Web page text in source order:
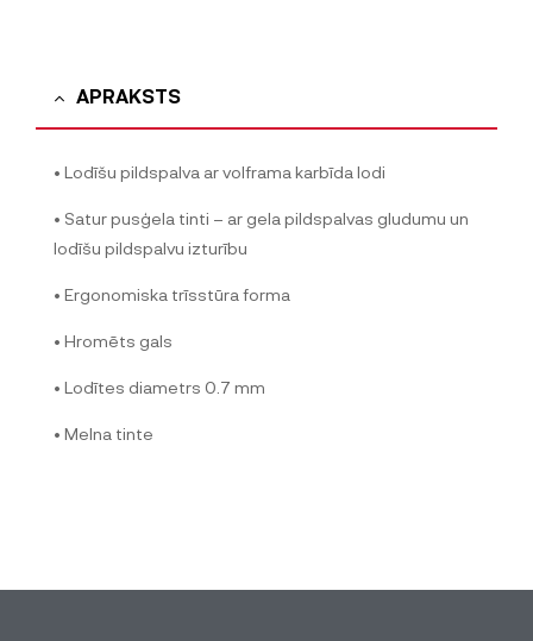
APRAKSTS
• Lodīšu pildspalva ar volframa karbīda lodi
• Satur pusģela tinti – ar gela pildspalvas gludumu un
lodīšu pildspalvu izturību
• Ergonomiska trīsstūra forma
• Hromēts gals
• Lodītes diametrs 0.7 mm
• Melna tinte